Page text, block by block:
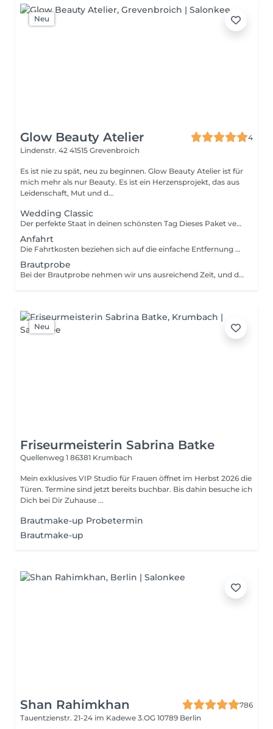
Neu
Glow Beauty Atelier
4
Lindenstr. 42 41515 Grevenbroich
Es ist nie zu spät, neu zu beginnen. Glow Beauty Atelier ist für
mich mehr als nur Beauty. Es ist ein Herzensprojekt, das aus
Leidenschaft, Mut und d...
Wedding Classic
Der perfekte Staat in deinen schönsten Tag Dieses Paket vereint alles, was du für ein entspanntes und professionelles Braut Styling benötigst. In einer ausführlichen Brautprobe entwickeln wir gemeinsam deinen individuellen Wunsch Look. Am Hochzeitstag setzen wir diesen mit viel Liebe zum Detail und hochwertigen, langanhaltenden Produkten perfekt um. Leistungsumfang: Ausführliche Brautprobe (Make-up und Hairstyling) Brautfrisur professionelles Make-up Persönliche Beratung und Ablaufplanung Anbringen von Schleier oder Haarschmuck Verwendung hochwertiger, wasserfeste Produkte
Anfahrt
Die Fahrtkosten beziehen sich auf die einfache Entfernung ab dem Glow Beauty Atelier. Für die Berechnung werden hin und Rückfahrt berücksichtigt.
Brautprobe
Bei der Brautprobe nehmen wir uns ausreichend Zeit, und dann individuellen Brautlook gemeinsam zu entwickeln. Wir besprechen deine Wünsche, dein Kleid, deine Frisur, den Stil deiner Hochzeit sowie alle Details, die für deinen großen Tag wichtig sind. Anschließend testen wir dein Braut Make-up und deine Wunschfrisur, dass alles perfekt auf dich abgestimmt ist. So kannst du dein Hochzeitstag entspannt entgegen sehen und weißt genau, wie dein finaler Look aussehen wird.
Neu
Friseurmeisterin Sabrina Batke
Quellenweg 1 86381 Krumbach
Mein exklusives VIP Studio für Frauen öffnet im Herbst 2026 die
Türen. Termine sind jetzt bereits buchbar. Bis dahin besuche ich
Dich bei Dir Zuhause ...
Brautmake-up Probetermin
Brautmake-up
Shan Rahimkhan
786
Tauentzienstr. 21-24 im Kadewe 3.OG 10789 Berlin